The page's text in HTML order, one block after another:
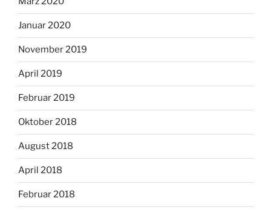
Januar 2020
November 2019
April 2019
Februar 2019
Oktober 2018
August 2018
April 2018
Februar 2018